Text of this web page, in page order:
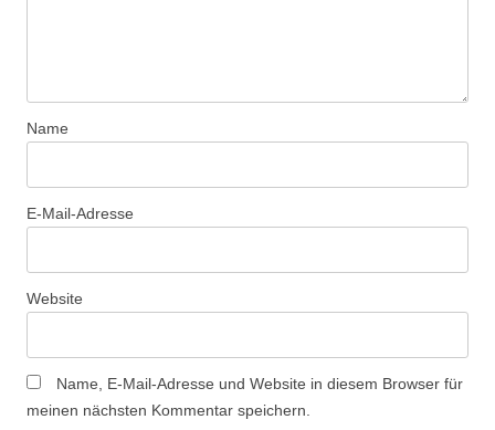
Name
E-Mail-Adresse
Website
Name, E-Mail-Adresse und Website in diesem Browser für
meinen nächsten Kommentar speichern.